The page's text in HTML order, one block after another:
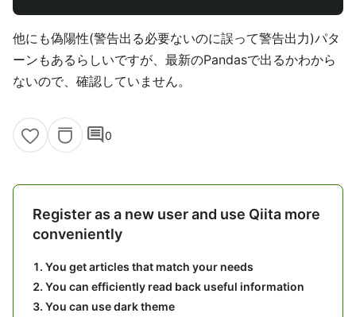
他にも偽陽性(警告出る必要ないのに誤って警告出力)パタ
ーンもあるらしいですが、最新のPandasで出るかわから
ないので、確認していません。
comment0
Register as a new user and use Qiita more
conveniently
You get articles that match your needs
You can efficiently read back useful information
You can use dark theme